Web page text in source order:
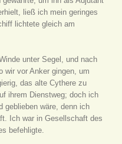
ließ ich mein geringes
lichtete gleich am
unter Segel, und nach
wir vor Anker gingen, um
das alte Cythere zu
ihrem Dienstweg; doch ich
geblieben wäre, denn ich
Ich war in Gesellschaft des
befehligte.